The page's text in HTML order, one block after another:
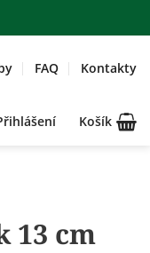
FAQ Kontakty
Košík
13 cm